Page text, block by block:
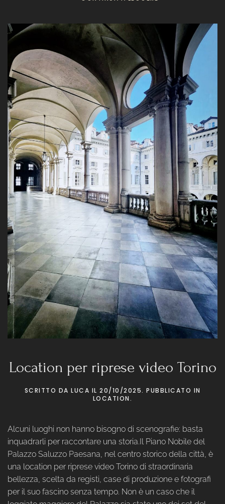
Location per riprese video Torino
SCRITTO DA LUCA IL 20/10/2025. PUBBLICATO IN
LOCATION.
Alcuni luoghi non hanno bisogno di scenografie: basta
inquadrarli per raccontare una storia.Il Piano Nobile del
Palazzo Saluzzo Paesana, nel centro storico della città, è
una location per riprese video Torino di straordinaria
bellezza, scelta da registi, case di produzione e fotografi
per il suo fascino senza tempo. Non è un caso che il